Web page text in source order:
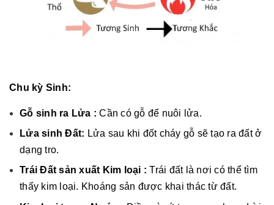
Chu kỳ Sinh:
Gỗ sinh ra Lửa :Cần có gỗ để nuôi lửa.
Lửa sinh Đất: Lửa sau khi đốt cháy gỗ sẽ tạo ra đất ở
dạng tro.
Trái Đất sản xuất Kim loại : Trái đất là nơi có thể tìm
thấy kim loại. Khoáng sản được khai thác từ đất.